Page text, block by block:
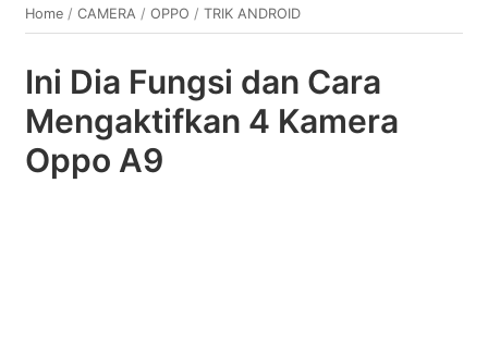
Home /CAMERA /OPPO /TRIK ANDROID
Ini Dia Fungsi dan Cara
Mengaktifkan 4 Kamera
Oppo A9